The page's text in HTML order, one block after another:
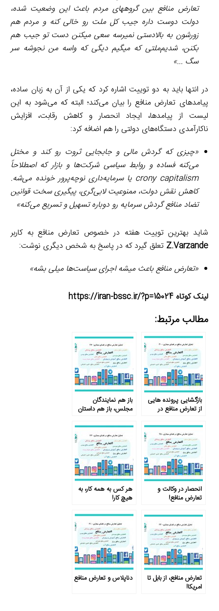
تعارض منافع بین گروههای مردم باعث این وضعیت شده،
دولت دوست داره جیب کل ملت رو خالی کنه و مردم هم
زورشون به بالادستی نمیرسه سعی میکنن دست تو جیب هم
بکنن، شدیم‌ملتی که میگیم دیگی که واسه من نجوشه سر
سگ ...»
در انتها باید به دو توییت اشاره کرد که یکی از آن به زبان ساده،
پیامدهای تعارض منافع را بیان می‌کند؛ البته که می‌شود به این
لیست از پیامدها، ایجاد انحصار و کاهش رقابت، افزایش
ناکارآمدی دستگاه‌های دولتی را هم اضافه کرد:
«چیزی که گردش مالی و جابجایی ثروت رو کند و مختل
می‌کنه فساده و روابط سیاسی شرکت‌ها و بازار که اصطلاحاً
crony capitalism یا سرمایه‌داری نوچه‌پرور خونده می‌شه.
کاهش نقش دولت، ممنوعیت لابی‌گری، پیگیری سخت قوانین
تضاد منافع گردش سرمایه رو دوباره تسهیل و تسریع می‌کنه»
شاید بهترین توییت هفته در خصوص تعارض منافع به کاربر
Z.Varzande تعلق گیرد که در پاسخ به شخص دیگری نوشت:
«تعارض منافع باعث میشه اجرای سیاست‌ها میلی بشه»
لینک کوتاه https://iran-bssc.ir/?p=15024
مطالب مرتبط:
بازگشایی پرونده ­هایی
از تعارض منافع در
باز هم نمایندگان
مجلس، باز هم داستان
انحصار در وکالت و
تعارض منافع!
هر کس به همه کار، به
هیچ کار!
تعارض منافع، از بابل تا
امریکا!
دناپلاس و تعارض منافع